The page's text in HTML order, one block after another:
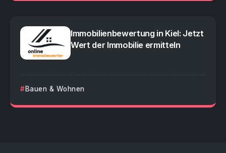
Immobilienbewertung in Kiel: Jetzt
Wert der Immobilie ermitteln
Bauen & Wohnen